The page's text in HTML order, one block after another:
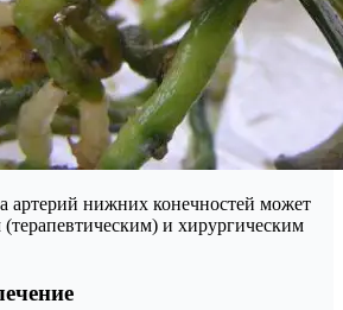
артерий нижних конечностей может
и хирургическим